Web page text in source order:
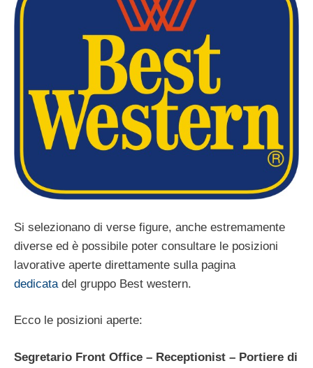
Si selezionano di verse figure, anche estremamente
diverse ed è possibile poter consultare le posizioni
lavorative aperte direttamente sulla pagina
dedicatadel gruppo Best western.
Ecco le posizioni aperte:
Segretario Front Office – Receptionist – Portiere di